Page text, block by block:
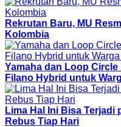
Rekrutan Baru, MU
Kolombia
Yamaha dan Loop Circle
Filano Hybrid untuk
Lima Hal Ini Bisa Terjadi
Rebus Tiap Hari